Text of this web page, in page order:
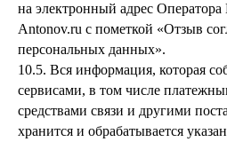
на электронный адрес
Antonov.ru с пометкой «Отзыв
персональных данных».
10.5. Вся информация, которая
сервисами, в том числе
средствами связи и другими
хранится и обрабатывается